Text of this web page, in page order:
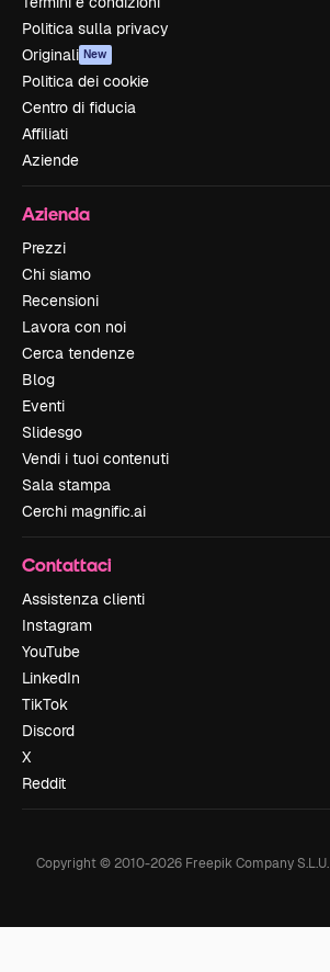
Politica sulla privacy
Originali New
Politica dei cookie
Centro di fiducia
Affiliati
Aziende
Azienda
Prezzi
Chi siamo
Recensioni
Lavora con noi
Cerca tendenze
Blog
Eventi
Slidesgo
Vendi i tuoi contenuti
Sala stampa
Cerchi magnific.ai
Contattaci
Assistenza clienti
Instagram
YouTube
LinkedIn
TikTok
Discord
X
Reddit
Copyright © 2010-2026Freepik Company S.L.U.